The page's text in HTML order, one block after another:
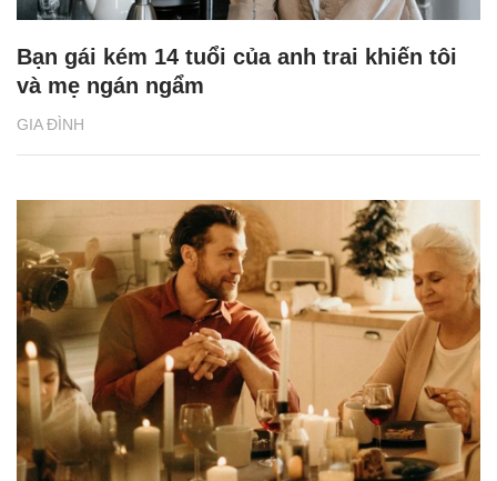
GIA ĐÌNH
Bạn gái kém 14 tuổi của anh trai khiến tôi
và mẹ ngán ngẩm